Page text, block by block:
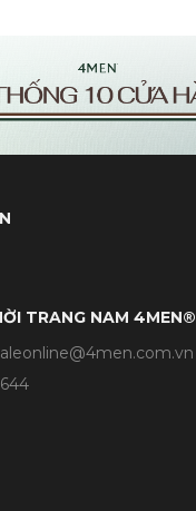
TRANG NAM 4MEN®